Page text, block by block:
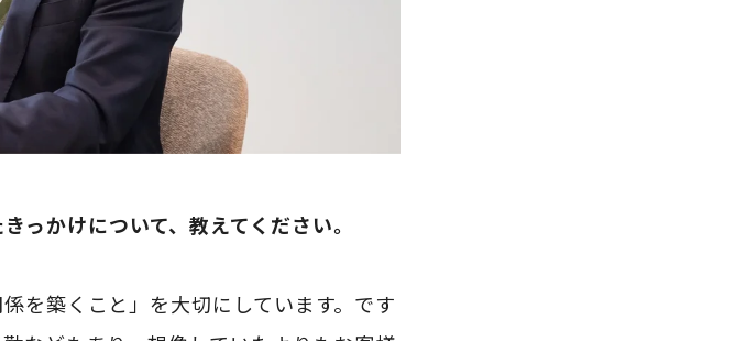
っかけについて、教えてください。
を築くこと」を大切にしています。です